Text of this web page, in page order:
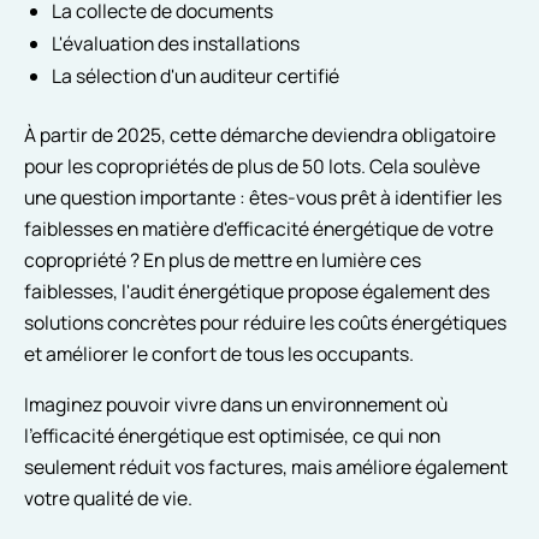
La collecte de documents
L'évaluation des installations
La sélection d'un auditeur certifié
À partir de 2025, cette démarche deviendra obligatoire
pour les copropriétés de plus de 50 lots. Cela soulève
une question importante : êtes-vous prêt à identifier les
faiblesses en matière d'efficacité énergétique de votre
copropriété ? En plus de mettre en lumière ces
faiblesses, l'audit énergétique propose également des
solutions concrètes pour réduire les coûts énergétiques
et améliorer le confort de tous les occupants.
Imaginez pouvoir vivre dans un environnement où
l'efficacité énergétique est optimisée, ce qui non
seulement réduit vos factures, mais améliore également
votre qualité de vie.